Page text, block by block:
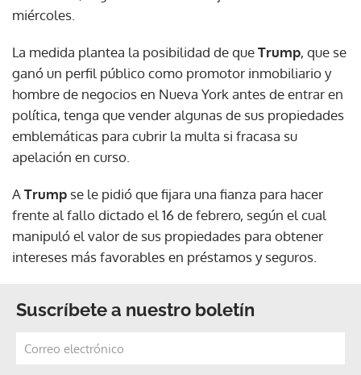
miércoles.
La medida plantea la posibilidad de queTrump, que se
ganó un perfil público como promotor inmobiliario y
hombre de negocios en Nueva York antes de entrar en
política, tenga que vender algunas de sus propiedades
emblemáticas para cubrir la multa si fracasa su
apelación en curso.
ATrump se le pidió que fijara una fianza para hacer
frente al fallo dictado el 16 de febrero, según el cual
manipuló el valor de sus propiedades para obtener
intereses más favorables en préstamos y seguros.
Suscríbete a nuestro boletín